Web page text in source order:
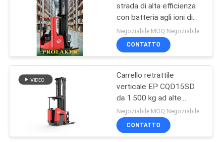
gomme solide del
carrello elevatore
17
stretto
strada di alta efficienza
con batteria agli ioni di
litio da 80 V per
magazzini a corridoio
stretto
Negoziabile MOQ:Negoziabile
CONTATTO
Carrello retrattile
verticale EP CQD15SD
da 1.500 kg ad alte
prestazioni per
scaffalature a doppia
profondità
Negoziabile MOQ:Negoziabile
CONTATTO